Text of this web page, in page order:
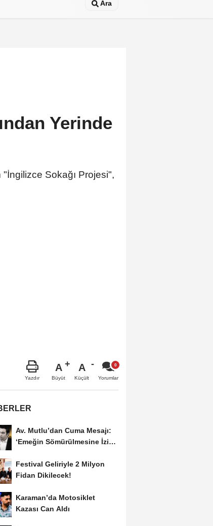
Ara
Yerinde
Sokağı Projesi",
Yazdır
A
Büyüt
A
Küçült Yorumlar
Av. Mutlu’dan Cuma Mesajı:
‘Emeğin Sömürülmesine İzin
Festival Geliriyle 2 Milyon
Fidan Dikilecek!
Karaman’da Motosiklet
Kazası Can Aldı